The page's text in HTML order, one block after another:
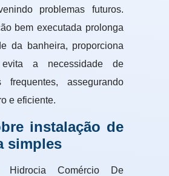
problemas futuros.
bem executada prolonga
da banheira, proporciona
a necessidade de
frequentes, assegurando
e eficiente.
instalação de
simples
Hidrocia Comércio De